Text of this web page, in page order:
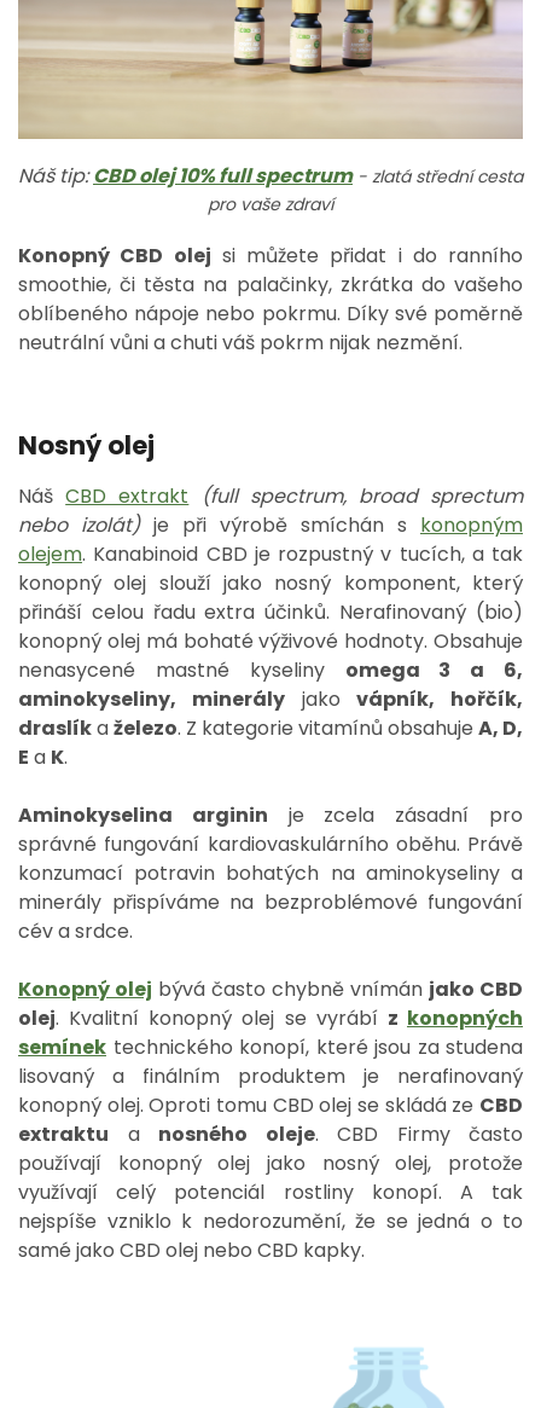
Náš tip:CBD olej 10%full spectrum- zlatá střední cesta
pro vaše zdraví
Konopný CBD olej si můžete přidat i do ranního
smoothie, či těsta na palačinky, zkrátka do vašeho
oblíbeného nápoje nebo pokrmu. Díky své poměrně
neutrální vůni a chuti váš pokrm nijak nezmění.
Nosný olej
NášCBD extrakt
(full spectrum, broad sprectum
nebo izolát)je při výrobě smíchán s konopným
olejem. Kanabinoid CBD je rozpustný v tucích, a tak
konopný olej slouží jako nosný komponent, který
přináší celou řadu extra účinků. Nerafinovaný (bio)
konopný olej má bohaté výživové hodnoty. Obsahuje
nenasycené mastné kyseliny omega 3 a 6,
aminokyseliny, minerályjakovápník, hořčík,
draslíkaželezo. Z kategorie vitamínů obsahuje A, D,
E a K.
Aminokyselina arginin je zcela zásadní pro
správné fungování kardiovaskulárního oběhu. Právě
konzumací potravin bohatých na aminokyseliny a
minerály přispíváme na bezproblémové fungování
cév a srdce.
Konopný olej bývá často chybně vnímán jako CBD
olej. Kvalitní konopný olej se vyrábí z konopných
semínek technického konopí, které jsou za studena
lisovaný a finálním produktem je nerafinovaný
konopný olej. Oproti tomu CBD olej se skládá ze CBD
extraktu a nosného oleje. CBD Firmy často
používají konopný olej jako nosný olej, protože
využívají celý potenciál rostliny konopí. A tak
nejspíše vzniklo k nedorozumění, že se jedná o to
samé jako CBD olej nebo CBD kapky.